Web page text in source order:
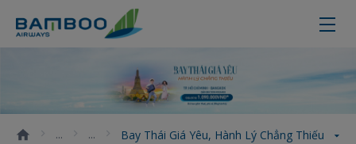
Bay Thái giá yêu, hành lý chẳng
Bay Thái Giá Yêu, Hành Lý Chẳng Thiếu